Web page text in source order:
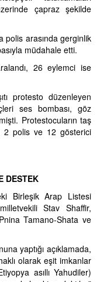
çapraz şekilde
polis arasında gerginlik
müdahale etti.
26 eylemci ise
protesto düzenleyen
ses bombası, göz
Protestocuların taş
2 polis ve 12 gösterici
DESTEK
Birleşik Arap Listesi
Stav Shaffir,
Tamano-Shata ve
yaptığı açıklamada,
olarak eşit imkanlar
asıllı Yahudiler)